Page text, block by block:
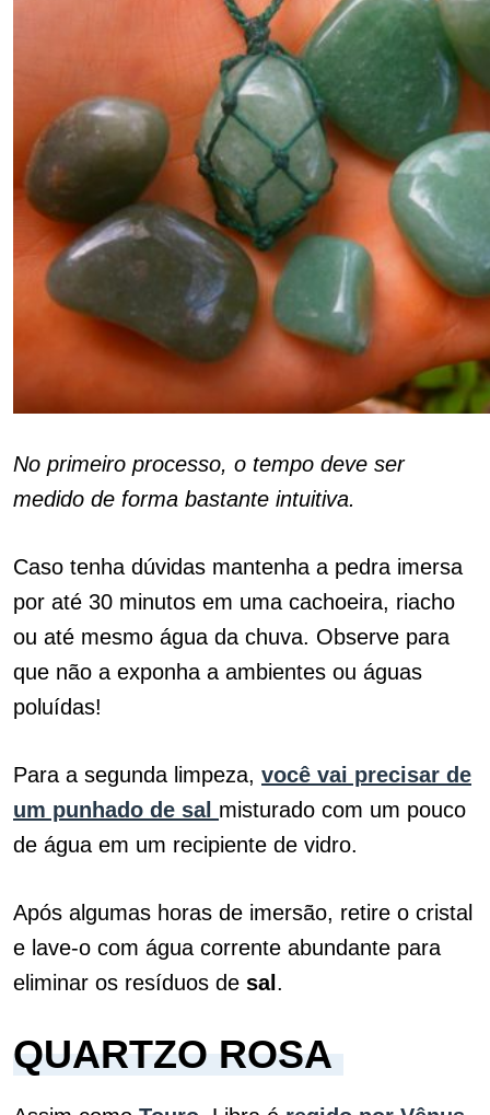
No primeiro processo, o tempo deve ser
medido de forma bastante intuitiva.
Caso tenha dúvidas mantenha a pedra imersa
por até 30 minutos em uma cachoeira, riacho
ou até mesmo água da chuva. Observe para
que não a exponha a ambientes ou águas
poluídas!
Para a segunda limpeza, você vai precisar de
um punhado de sal misturado com um pouco
de água em um recipiente de vidro.
Após algumas horas de imersão, retire o cristal
e lave-o com água corrente abundante para
eliminar os resíduos de sal .
QUARTZO ROSA